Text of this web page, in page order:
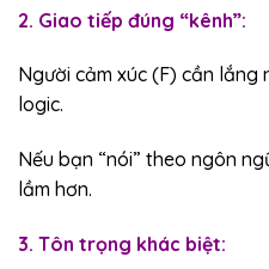
2. Giao tiếp đúng “kênh”:
Người cảm xúc (F) cần lắng
logic.
Nếu bạn “nói” theo ngôn
lầm hơn.
3. Tôn trọng khác biệt: